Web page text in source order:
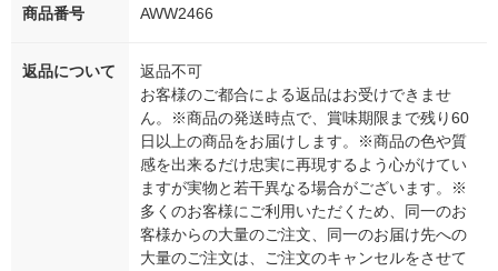
商品番号 AWW2466
返品について
返品不可
お客様のご都合による返品はお受けできませ
ん。※商品の発送時点で、賞味期限まで残り60
日以上の商品をお届けします。※商品の色や質
感を出来るだけ忠実に再現するよう心がけてい
ますが実物と若干異なる場合がございます。※
多くのお客様にご利用いただくため、同一のお
客様からの大量のご注文、同一のお届け先への
大量のご注文は、ご注文のキャンセルをさせて